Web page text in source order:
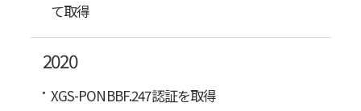
て取得
2020
XGS-PONBBF.247認証を取得